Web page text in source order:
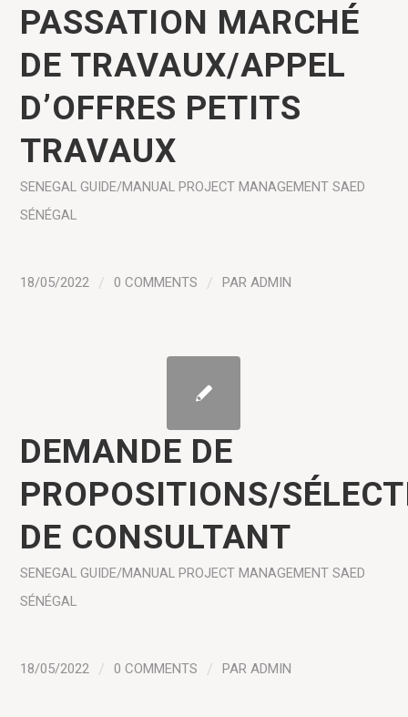
PASSATION MARCHÉ
DE TRAVAUX/APPEL
D’OFFRES PETITS
TRAVAUX
SENEGAL GUIDE/MANUAL PROJECT MANAGEMENT SAED
SÉNÉGAL
18/05/2022 / 0 COMMENTS / PARADMIN
DEMANDE DE
PROPOSITIONS/
DE CONSULTANT
SENEGAL GUIDE/MANUAL PROJECT MANAGEMENT SAED
SÉNÉGAL
18/05/2022 / 0 COMMENTS / PARADMIN